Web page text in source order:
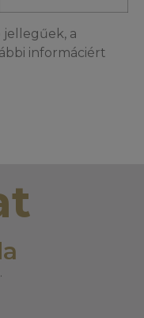
a
informáciért